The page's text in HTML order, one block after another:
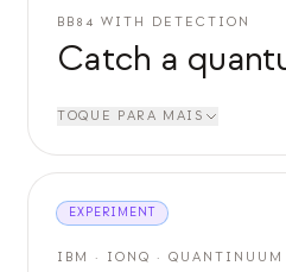
BB84 WITH DETECTION
Catch a
TOQUE PARA MAIS
EXPERIMENT
IBM · IONQ · QUANTINUUM